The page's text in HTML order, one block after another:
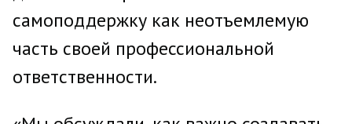
самоподдержку как неотъемлемую
часть своей профессиональной
ответственности.